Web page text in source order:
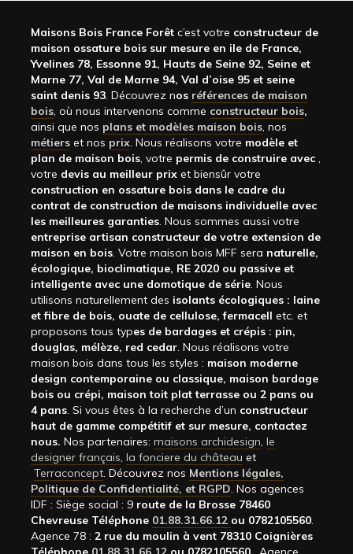
Maisons Bois France Forêt c’est votre constructeur de
maison ossature bois sur mesure en ile de France,
Yvelines 78, Essonne 91, Hauts de Seine 92, Seine et
Marne 77, Val de Marne 94, Val d’oise 95 et seine
saint denis 93. Découvrez nos références de maison
bois, où nous intervenons comme constructeur bois,
ainsi que nos plans et modèles maison bois, nos
métiers et nos prix. Nous réalisons votre modèle et
plan de maison bois, votre permis de construire avec ,
votre devis au meilleur prix et biensûr votre
construction en ossature bois dans le cadre du
contrat de construction de maisons individuelle avec
les meilleures garanties. Nous sommes aussi votre
entreprise artisan constructeur de votre extension de
maison en bois. Votre maison bois MFF sera naturelle,
écologique, bioclimatique, RE 2020 ou passive et
intelligente avec une domotique de série. Nous
utilisons naturellement des isolants écologiques : laine
et fibre de bois, ouate de cellulose, fermacell etc. et
proposons tous types de bardages et crépis : pin,
douglas, mélèze, red cedar. Nous réalisons votre
maison bois dans tous les styles : maison moderne
design contemporaine ou classique, maison bardage
bois ou crépi, maison toit plat terrasse ou 2 pans ou
4 pans. Si vous êtes à la recherche d’un constructeur
haut de gamme compétitif et sur mesure, contactez
nous. Nos partenaires: maisons archidesign, le
designer français, la fonciere du château et
Terraconcept. Découvrez nos Mentions légales,
Politique de Confidentialité, et RGPD. Nos agences
IDF : Siège social : 9 route de la Brosse 78460
Chevreuse Téléphone 01.88.31.66.12 ou 0782105560.
Agence 78 : 2 rue du moulin à vent 78310 Coignières